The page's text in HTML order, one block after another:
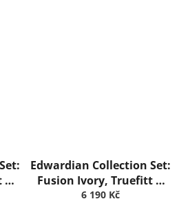
&
Edwardian Collection Set:
Fusion Ivory, Truefitt &
Hill
6 190 Kč